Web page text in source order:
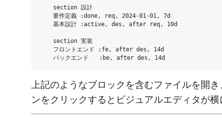
    section 設計
    要件定義 :done, req, 2024-01-01, 7d
    基本設計 :active, des, after req, 10d
    section 実装
    フロントエンド :fe, after des, 14d
上記のようなブロックを含むファイルを開
ンをクリックするとビジュアルエディタが